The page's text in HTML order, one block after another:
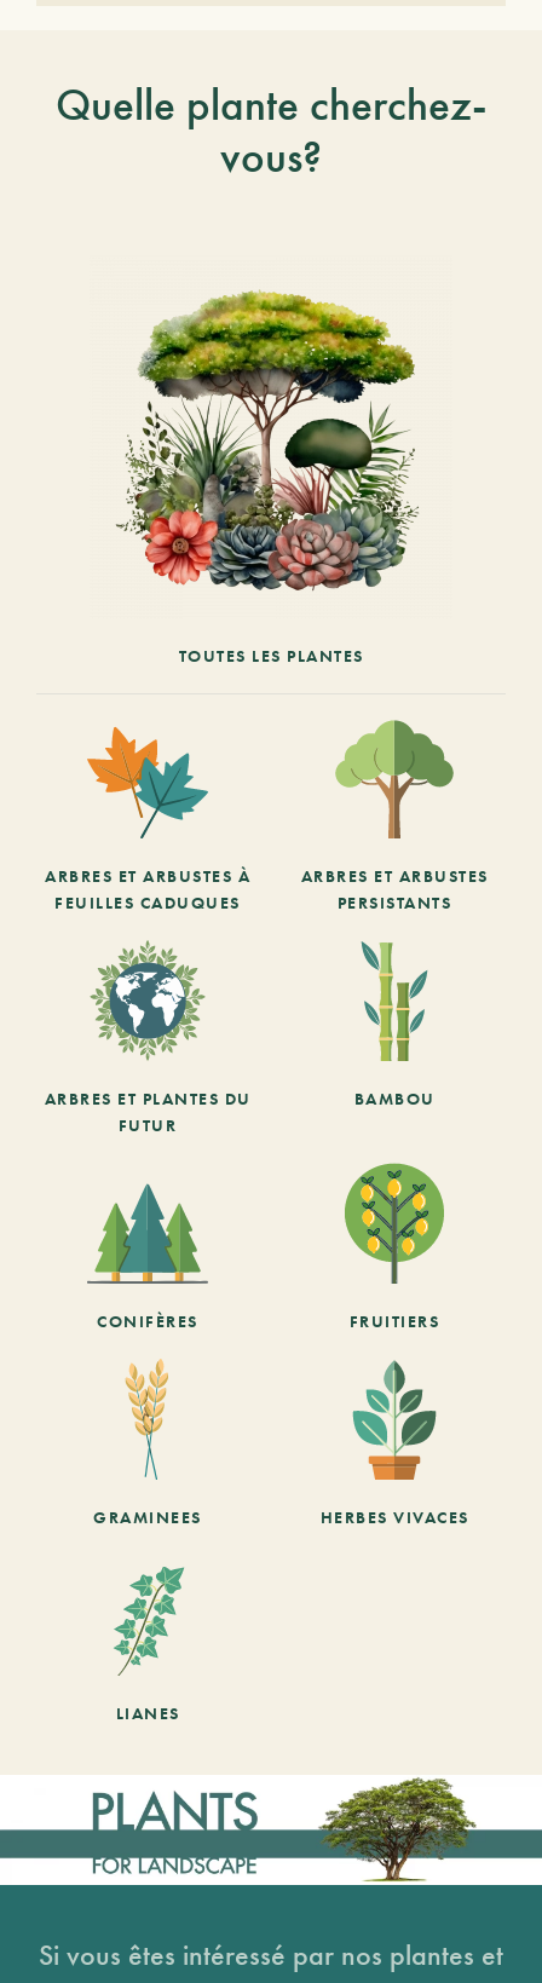
Quelle plante cherchez-
vous?
TOUTES LES PLANTES
ARBRES ET ARBUSTES À
FEUILLES CADUQUES
ARBRES ET ARBUSTES
PERSISTANTS
ARBRES ET PLANTES DU
FUTUR
BAMBOU
CONIFÈRES FRUITIERS
GRAMINEES HERBES VIVACES
LIANES
Si vous êtes intéressé par nos plantes et